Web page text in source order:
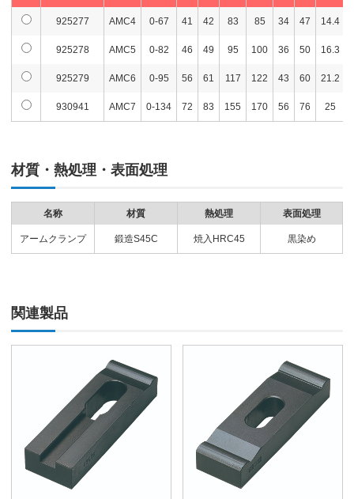
925277 AMC4 0-67 41 42 83 85 34 47 14.4
925278 AMC5 0-82 46 49 95 100 36 50 16.3
925279 AMC6 0-95 56 61 117 122 43 60 21.2
930941 AMC7 0-134 72 83 155 170 56 76 25
材質・熱処理・表面処理
名称 材質 熱処理 表面処理
アームクランプ 鍛造S45C 焼入HRC45 黒染め
関連製品